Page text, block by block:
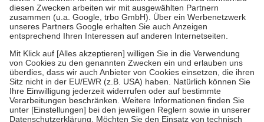
Zuzahlung zehn Prozent der Kosten sowie zehn Euro je
Verordnung.
Um das Engagement der Versicherten für ihre eigene Gesundheit zu
stärken und die besondere Stellung der Familie zu unterstützen,
fallenkeine Zuzahlungenan bei:
• Kindern und Jugendlichen bis zum vollendeten 18. Lebensjahr
mit Ausnahme der Fahrkosten
• Untersuchungen zur Vorsorge und Früherkennung, die von der
GKV getragen werden
• empfohlenen Schutzimpfungen